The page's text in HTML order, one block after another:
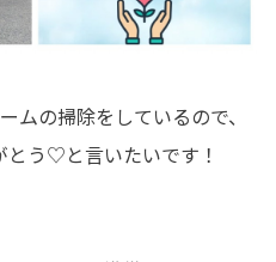
ムの掃除をしているので、
う♡と言いたいです！